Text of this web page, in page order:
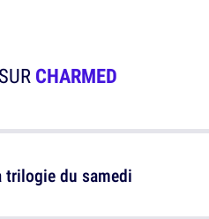
CHARMED
trilogie du samedi